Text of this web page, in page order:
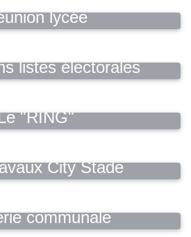
lycée
listes électorales
"RING"
City Stade
communale